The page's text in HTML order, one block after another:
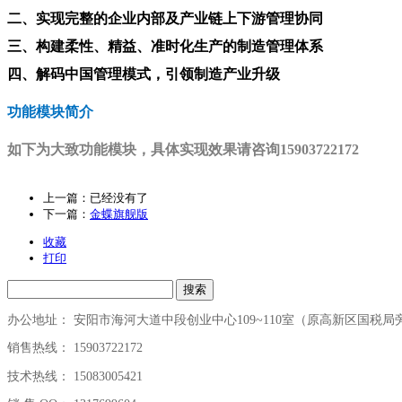
二、实现完整的企业内部及产业链上下游管理协同
三、构建柔性、精益、准时化生产的制造管理体系
四、解码中国管理模式，引领制造产业升级
功能模块简介
如下为大致功能模块，具体实现效果请咨询15903722172
上一篇：已经没有了
下一篇： 金蝶旗舰版
收藏
打印
搜索
办公地址： 安阳市海河大道中段创业中心109~110室（原高新区国税局
销售热线： 15903722172
技术热线： 15083005421